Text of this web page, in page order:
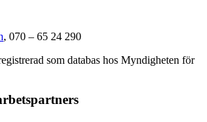
, 070 – 65 24 290
som databas hos Myndigheten för